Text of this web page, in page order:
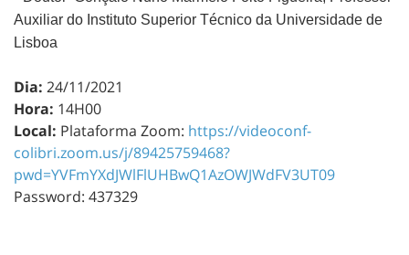
Auxiliar do Instituto Superior Técnico da Universidade de
Lisboa
Dia: 24/11/2021
Hora: 14H00
Local: Plataforma Zoom: https://videoconf-
colibri.zoom.us/j/89425759468?
pwd=YVFmYXdJWlFlUHBwQ1AzOWJWdFV3UT09
Password: 437329